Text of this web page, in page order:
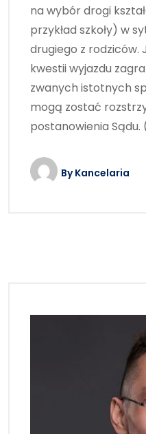
na wybór drogi
przykład szkoły) w
drugiego z rodziców.
kwestii wyjazdu
zwanych istotnych
mogą zostać
postanowienia Sądu.
ByKancelaria